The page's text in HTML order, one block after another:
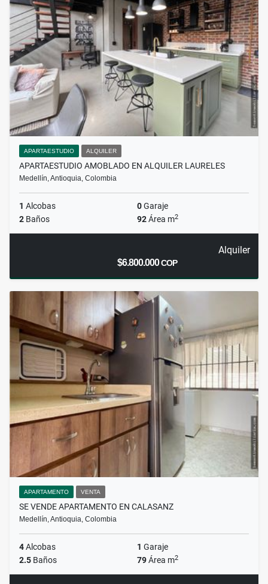
APARTAESTUDIO ALQUILER
APARTAESTUDIO AMOBLADO EN ALQUILER LAURELES
Medellín, Antioquia, Colombia
1 Alcobas 0Garaje
2 Baños 92Área m2
Alquiler
$6.800.000COP
APARTAMENTO VENTA
SE VENDE APARTAMENTO EN CALASANZ
Medellín, Antioquia, Colombia
4Alcobas 1 Garaje
2.5 Baños 79Área m2